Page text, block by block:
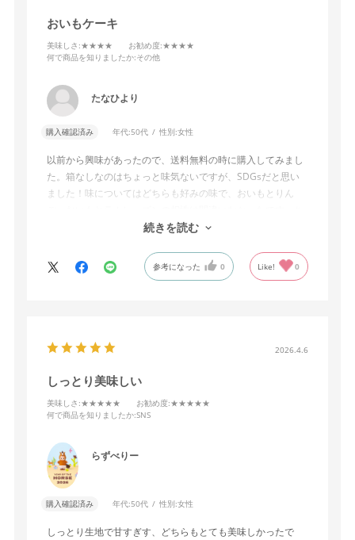
おいもケーキ
美味しさ :★★★★ お勧め度:★★★★
何で商品を知りましたか:その他
たなひより
購入確認済み 年代:50代 性別:女性
以前から興味があったので、送料無料の時に購入してみまし
た。箱なしなのはちょっと味気ないですが、SDGsだと思い
ました！味についてはどちらも好みの味で、おいもとりん
ゃんとおいもの風味も感じて美味しかったです。
続きを読む
参考になった 0 Like! 0
2026.4.6
しっとり美味しい
美味しさ :★★★★★ お勧め度:★★★★★
何で商品を知りましたか:SNS
らずべりー
購入確認済み 年代:50代 性別:女性
しっとり生地で甘すぎす、どちらもとても美味しかったで